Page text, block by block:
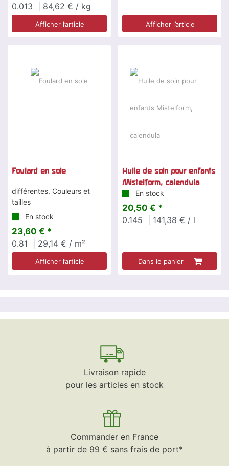
0.013
| 84,62 € / kg
Afficher l’article Afficher l’article
Foulard en soie
différentes. Couleurs et
tailles
En stock
23,60 € *
0.81
| 29,14 € / m²
Afficher l’article
Huile de soin pour enfants
Mistelform, calendula
En stock
20,50 € *
0.145
| 141,38 € / l
Dans le panier
Livraison rapide
pour les articles en stock
Commander en France
à partir de 99 € sans frais de port*